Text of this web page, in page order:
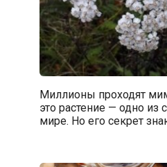
Миллионы проходят
это растение — одно
мире. Но его секрет